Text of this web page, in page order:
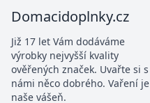
Domacidoplnky.cz
Již 17 let Vám dodáváme
výrobky nejvyšší kvality
ověřených značek. Uvařte si s
námi něco dobrého. Vaření je
naše vášeň.